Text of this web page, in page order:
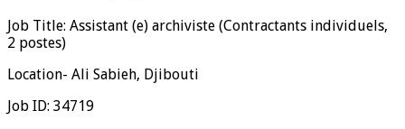
Job Title: Assistant (e) archiviste (Contractants individuels,
2 postes)
Location- Ali Sabieh, Djibouti
Job ID: 34719